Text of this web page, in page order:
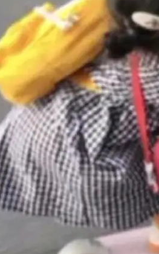
硬件加速器 AP
京ICP备2025119063号